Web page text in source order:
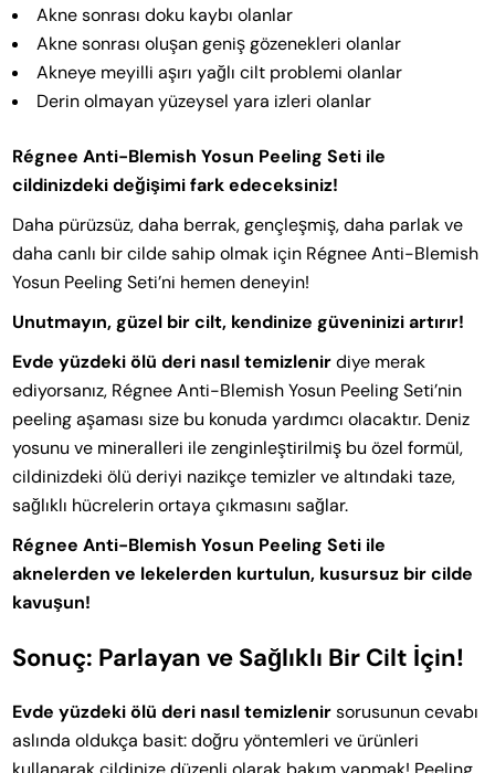
Akne sonrası doku kaybı olanlar
Akne sonrası oluşan geniş gözenekleri olanlar
Akneye meyilli aşırı yağlı cilt problemi olanlar
Derin olmayan yüzeysel yara izleri olanlar
Régnee Anti-Blemish Yosun Peeling Seti ile
cildinizdeki değişimi fark edeceksiniz!
Daha pürüzsüz, daha berrak, gençleşmiş, daha parlak ve
daha canlı bir cilde sahip olmak için Régnee Anti-Blemish
Yosun Peeling Seti’ni hemen deneyin!
Unutmayın, güzel bir cilt, kendinize güveninizi artırır!
Evde yüzdeki ölü deri nasıl temizlenirdiye merak
ediyorsanız, Régnee Anti-Blemish Yosun Peeling Seti’nin
peeling aşaması size bu konuda yardımcı olacaktır. Deniz
yosunu ve mineralleri ile zenginleştirilmiş bu özel formül,
cildinizdeki ölü deriyi nazikçe temizler ve altındaki taze,
sağlıklı hücrelerin ortaya çıkmasını sağlar.
Régnee Anti-Blemish Yosun Peeling Seti ile
aknelerden ve lekelerden kurtulun, kusursuz bir cilde
kavuşun!
Sonuç: Parlayan ve Sağlıklı Bir Cilt İçin!
Evde yüzdeki ölü deri nasıl temizlenirsorusunun cevabı
aslında oldukça basit: doğru yöntemleri ve ürünleri